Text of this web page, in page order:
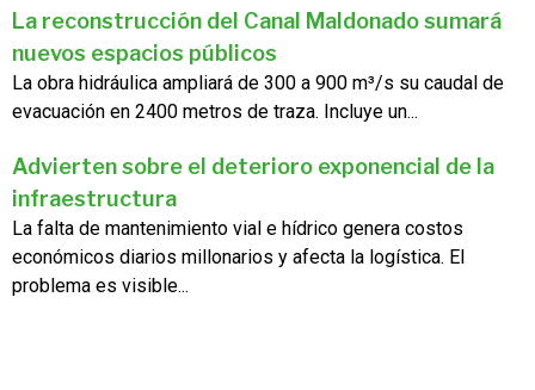
La reconstrucción del Canal Maldonado sumará
nuevos espacios públicos
La obra hidráulica ampliará de 300 a 900 m³/s su caudal de
evacuación en 2400 metros de traza. Incluye un...
Advierten sobre el deterioro exponencial de la
infraestructura
La falta de mantenimiento vial e hídrico genera costos
económicos diarios millonarios y afecta la logística. El
problema es visible...